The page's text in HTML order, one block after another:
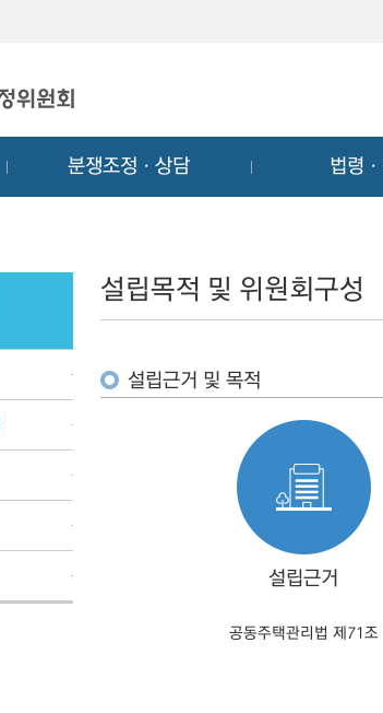
분쟁조정ㆍ상담 법령
설립목적 및 위원회구성
설립근거 및 목적
설립근거
공동주택관리법 제71조